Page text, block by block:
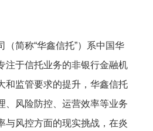
（简称“华鑫信托”）系中国华
注于信托业务的非银行金融机
和监管要求的提升，华鑫信托
、风险防控、运营效率等业务
与风控方面的现实挑战，在炎